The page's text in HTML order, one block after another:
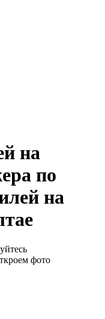
на
по
на
фото